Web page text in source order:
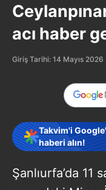
acı haber
Giriş Tarihi: 14 Mayıs 2026
Takvim'i
haberi alın!
Şanlıurfa’da